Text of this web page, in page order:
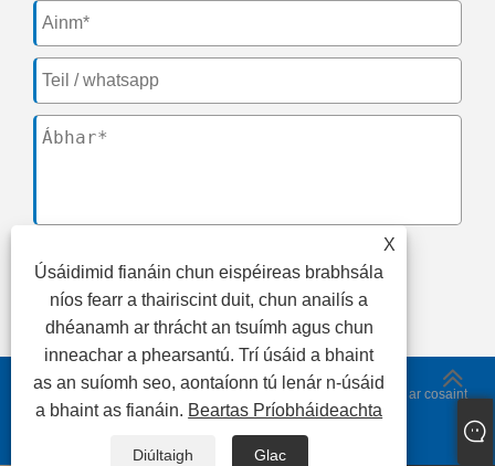
cuir isteach
Cóipcheart © 2024 Fujian CNK Electronics Co., Ltd. Gach ceart ar cosaint
Sitemap | RSS | XML |
Beartas Príobháideachta
X
Úsáidimid fianáin chun eispéireas brabhsála
níos fearr a thairiscint duit, chun anailís a
dhéanamh ar thrácht an tsuímh agus chun
inneachar a phearsantú. Trí úsáid a bhaint
as an suíomh seo, aontaíonn tú lenár n-úsáid
a bhaint as fianáin. Beartas Príobháideachta
Diúltaigh Glac